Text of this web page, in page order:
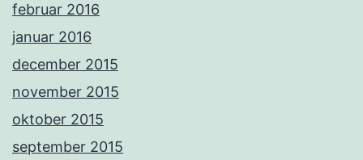
februar 2016
januar 2016
december 2015
november 2015
oktober 2015
september 2015